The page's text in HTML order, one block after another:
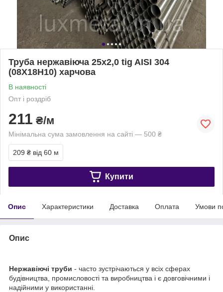
Труба нержавіюча 25х2,0 tig AISI 304
(08Х18Н10) харчова
В наявності
Опт і роздріб
211 ₴/м
Мінімальна сума замовлення на сайті — 500 ₴
209 ₴ від 60 м
Купити
Опис Характеристики Доставка Оплата Умови
Опис
Нержавіючі труби - часто зустрічаються у всіх сферах
будівництва, промисловості та виробництва і є довговічними і
надійними у використанні.